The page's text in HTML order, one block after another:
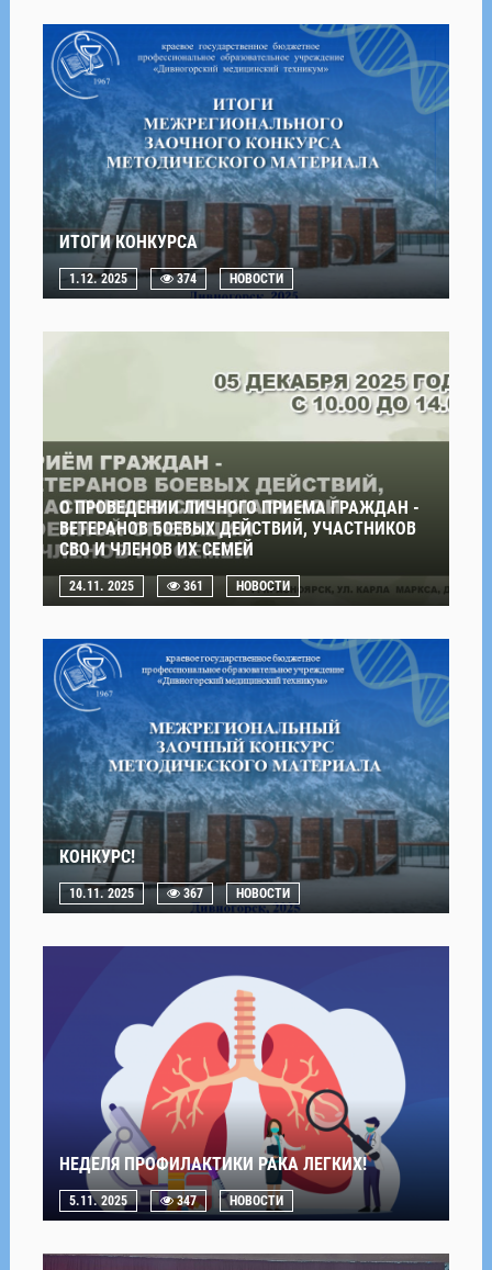
ИТОГИ КОНКУРСА
1.12. 2025 374 НОВОСТИ
О ПРОВЕДЕНИИ ЛИЧНОГО ПРИЕМА ГРАЖДАН -
ВЕТЕРАНОВ БОЕВЫХ ДЕЙСТВИЙ, УЧАСТНИКОВ
СВО И ЧЛЕНОВ ИХ СЕМЕЙ
24.11. 2025 361 НОВОСТИ
КОНКУРС!
10.11. 2025 367 НОВОСТИ
НЕДЕЛЯ ПРОФИЛАКТИКИ РАКА ЛЕГКИХ!
5.11. 2025 347 НОВОСТИ